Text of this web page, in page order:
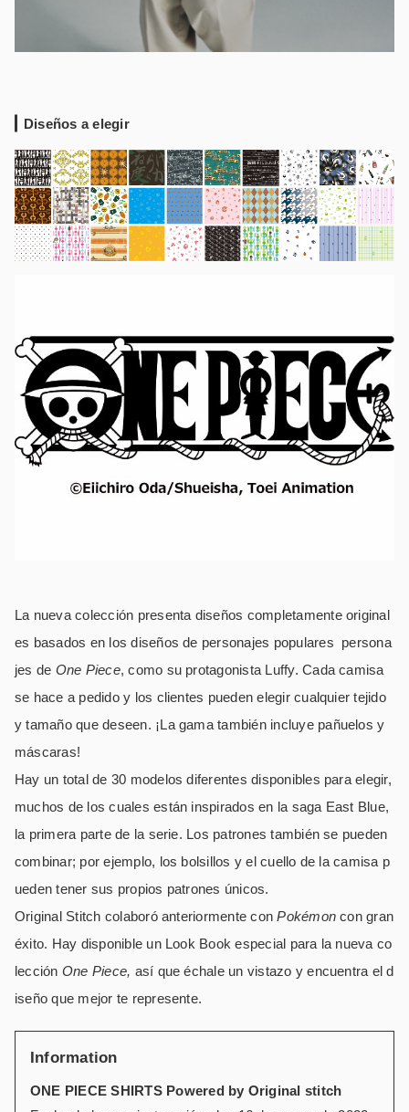
Diseños a elegir
La nueva colección presenta diseños completamente original
es basados ​​en los diseños de personajes populares persona
jes de One Piece, como su protagonista Luffy. Cada camisa
se hace a pedido y los clientes pueden elegir cualquier tejido
y tamaño que deseen. ¡La gama también incluye pañuelos y
máscaras!
Hay un total de 30 modelos diferentes disponibles para elegir,
muchos de los cuales están inspirados en la saga East Blue,
la primera parte de la serie. Los patrones también se pueden
combinar; por ejemplo, los bolsillos y el cuello de la camisa p
ueden tener sus propios patrones únicos.
Original Stitch colaboró ​​​​anteriormente con Pokémon con gran
éxito. Hay disponible un Look Book especial para la nueva co
lección One Piece, así que échale un vistazo y encuentra el d
iseño que mejor te represente.
Information
ONE PIECE SHIRTS Powered by Original stitch